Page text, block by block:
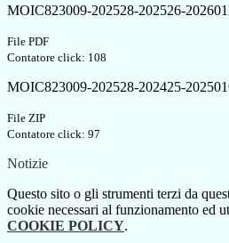
MOIC823009-202528-202526-
File PDF
Contatore click: 108
MOIC823009-202528-202425-
File ZIP
Contatore click: 97
Notizie
Questo sito o gli strumenti terzi da
cookie necessari al funzionamento ed
COOKIE POLICY.